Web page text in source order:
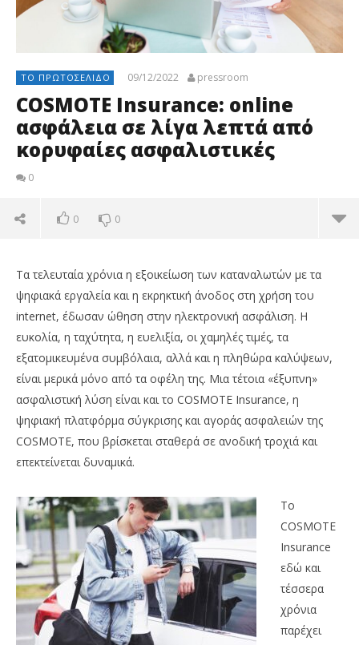
ΤΟ ΠΡΩΤΟΣΈΛΙΔΟ 09/12/2022 pressroom
COSMOTE Insurance: online
ασφάλεια σε λίγα λεπτά από
κορυφαίες ασφαλιστικές
0
0 0
λεπτά από κορυφαίες ασφαλιστικές
09/12/2022
pressroom
Τα τελευταία χρόνια η εξοικείωση των καταναλωτών με τα
ψηφιακά εργαλεία και η εκρηκτική άνοδος στη χρήση του
internet, έδωσαν ώθηση στην ηλεκτρονική ασφάλιση. Η
ευκολία, η ταχύτητα, η ευελιξία, οι χαμηλές τιμές, τα
εξατομικευμένα συμβόλαια, αλλά και η πληθώρα καλύψεων,
είναι μερικά μόνο από τα οφέλη της. Μια τέτοια «έξυπνη»
ασφαλιστική λύση είναι και το COSMOTE Insurance, η
ψηφιακή πλατφόρμα σύγκρισης και αγοράς ασφαλειών της
COSMOTE, που βρίσκεται σταθερά σε ανοδική τροχιά και
επεκτείνεται δυναμικά.
Το
COSMOTE
Insurance
εδώ και
τέσσερα
χρόνια
παρέχει